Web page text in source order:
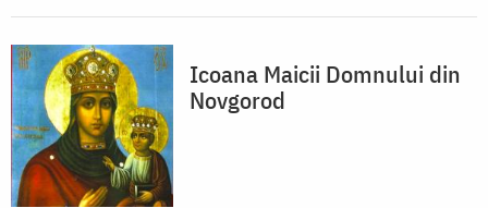
Icoana Maicii Domnului din
Novgorod